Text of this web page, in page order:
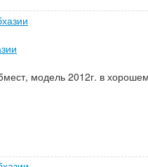
модель 2012г. в